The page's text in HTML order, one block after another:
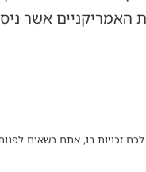
אשר
זכויות בו, אתם רשאים